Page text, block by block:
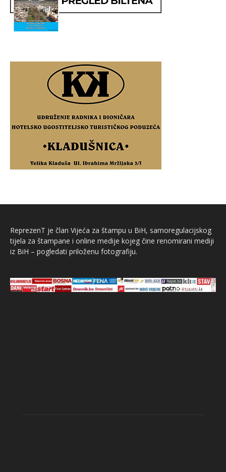
ReprezenT je član Vijeća za štampu u BiH, samoregulacijskog
tijela za štampane i online medije kojeg čine renomirani mediji
iz BiH – pogledati priloženu fotografiju.